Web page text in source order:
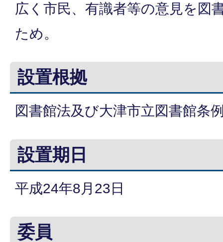
広く市民、有識者等の意見を図
ため。
設置根拠
図書館法及び大津市立図書館条
設置期日
平成24年8月23日
委員